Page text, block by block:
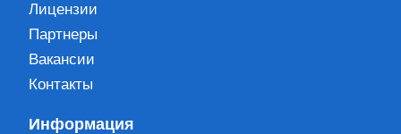
Лицензии
Партнеры
Вакансии
Контакты
Информация